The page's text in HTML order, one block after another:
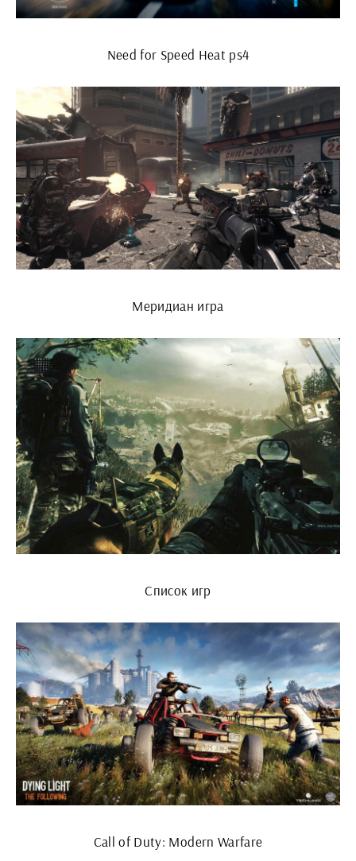
Need for Speed Heat ps4
Меридиан игра
Список игр
Call of Duty: Modern Warfare